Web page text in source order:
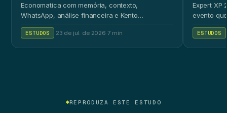
Economatica com memória, contexto,
WhatsApp, análise financeira e Kento
ESTUDOS 23 de jul. de 2026 7 min
Expert XP
evento
ESTUDOS
REPRODUZA ESTE ESTUDO